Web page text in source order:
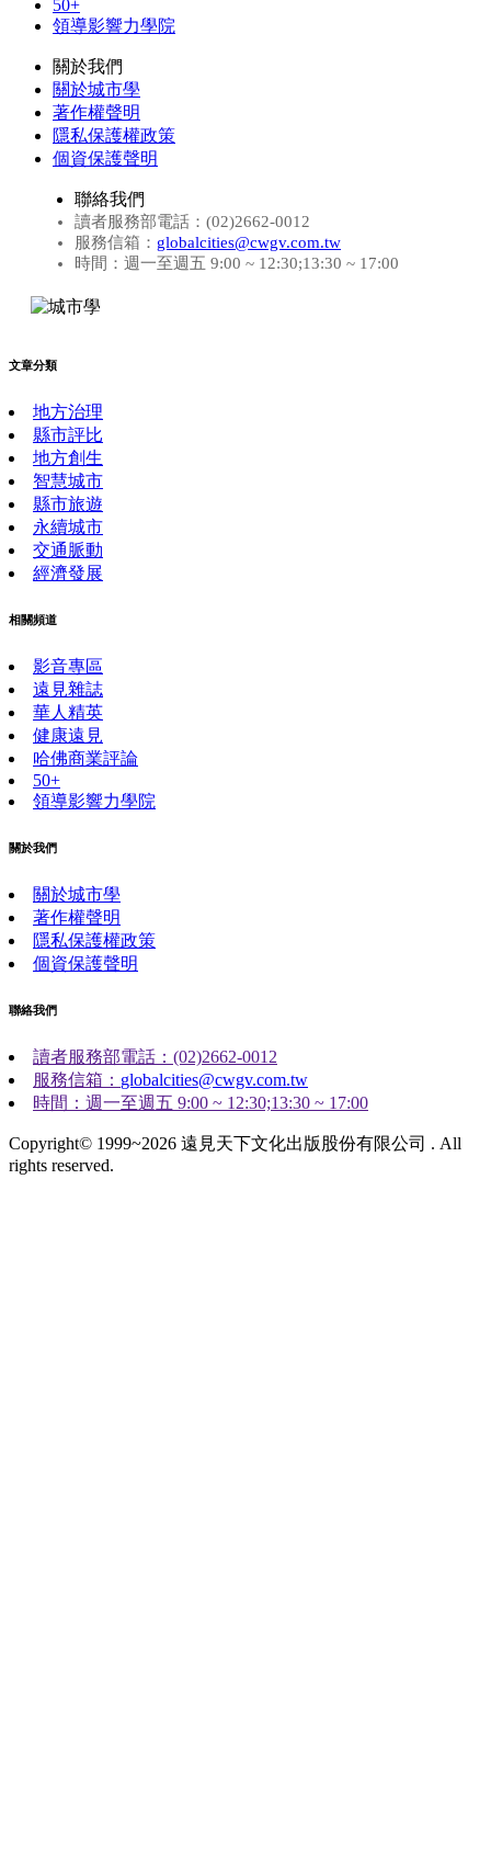
50+
領導影響力學院
關於我們
關於城市學
著作權聲明
隱私保護權政策
個資保護聲明
聯絡我們
讀者服務部電話：(02)2662-0012
服務信箱： globalcities@cwgv.com.tw
時間：週一至週五 9:00 ~ 12:30;13:30 ~ 17:00
文章分類
地方治理
縣市評比
地方創生
智慧城市
縣市旅遊
永續城市
交通脈動
經濟發展
相關頻道
影音專區
遠見雜誌
華人精英
健康遠見
哈佛商業評論
50+
領導影響力學院
關於我們
關於城市學
著作權聲明
隱私保護權政策
個資保護聲明
聯絡我們
讀者服務部電話：(02)2662-0012
服務信箱： globalcities@cwgv.com.tw
時間：週一至週五 9:00 ~ 12:30;13:30 ~ 17:00
Copyright© 1999~2026 遠見天下文化出版股份有限公司 . All
rights reserved.